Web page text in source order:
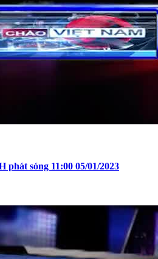
phát sóng 11:00 05/01/2023